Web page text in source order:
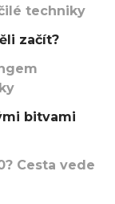
techniky
začít?
bitvami
Cesta vede